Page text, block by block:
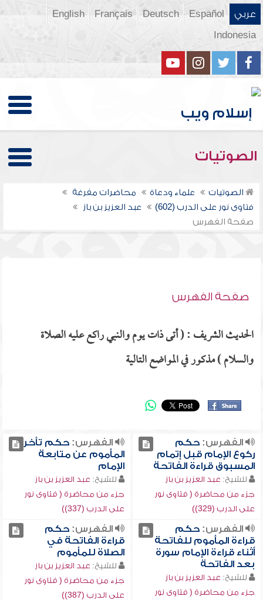
عربي Español
Deutsch
Français
English
Indonesia
الصوتيات
الصوتيات علماء ودعاة
محاضرات مفرغة
فتاوى نور على الدرب (602)
عبد العزيز بن باز
صفحة الفهرس
صفحة الفهرس
الحديث الشريف : ( أتى ذات يوم والنبي راكع عليه الصلاة
والسلام ) مذكور في المواضع التالية
الفهرس:حكم
ركوع الإمام قبل إتمام
المسبوق قراءة الفاتحة
للشيخ: عبد العزيز بن باز
جزء من محاضرة ( فتاوى نور
على الدرب (329))
الفهرس:حكم تأخر
المأموم عن متابعة
الإمام
للشيخ: عبد العزيز بن باز
جزء من محاضرة ( فتاوى نور
على الدرب (337))
الفهرس:حكم
قراءة المأموم للفاتحة
أثناء قراءة الإمام سورة
بعد الفاتحة
للشيخ: عبد العزيز بن باز
جزء من محاضرة ( فتاوى نور
الفهرس:حكم
قراءة الفاتحة في
الصلاة للمأموم
للشيخ: عبد العزيز بن باز
جزء من محاضرة ( فتاوى نور
على الدرب (387))